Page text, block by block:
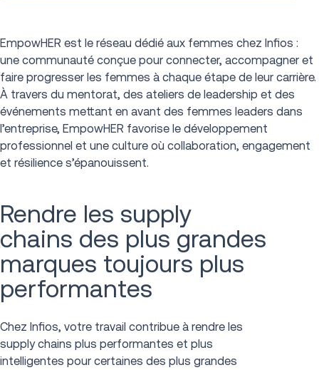
EmpowHER est le réseau dédié aux femmes chez Infios :
une communauté conçue pour connecter, accompagner et
faire progresser les femmes à chaque étape de leur carrière.
À travers du mentorat, des ateliers de leadership et des
événements mettant en avant des femmes leaders dans
l’entreprise, EmpowHER favorise le développement
professionnel et une culture où collaboration, engagement
et résilience s’épanouissent.
Rendre les supply
chains des plus grandes
marques toujours plus
performantes
Chez Infios, votre travail contribue à rendre les
supply chains plus performantes et plus
intelligentes pour certaines des plus grandes